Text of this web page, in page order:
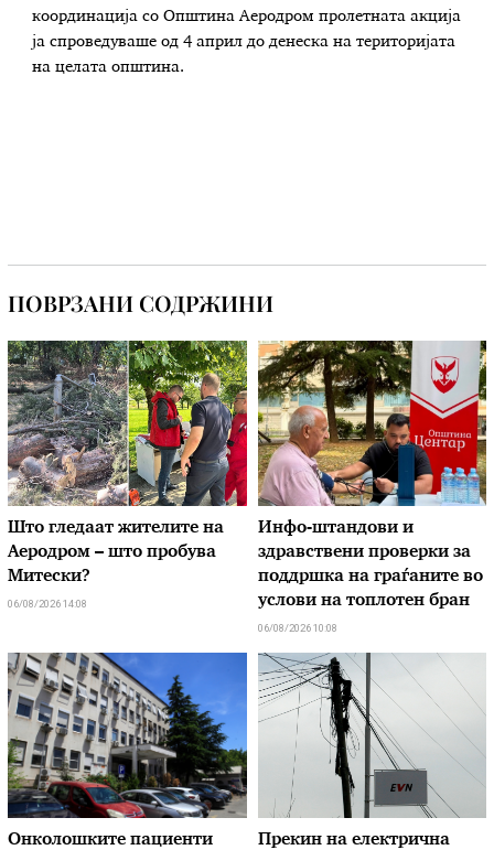
координација со Општина Аеродром пролетната акција
ја спроведуваше од 4 април до денеска на територијата
на целата општина.
ПОВРЗАНИ СОДРЖИНИ
Што гледаат жителите на
Аеродром – што пробува
Митески?
06/08/2026 14:08
Инфо-штандови и
здравствени проверки за
поддршка на граѓаните во
услови на топлотен бран
06/08/2026 10:08
Онколошките пациенти
Прекин на електрична